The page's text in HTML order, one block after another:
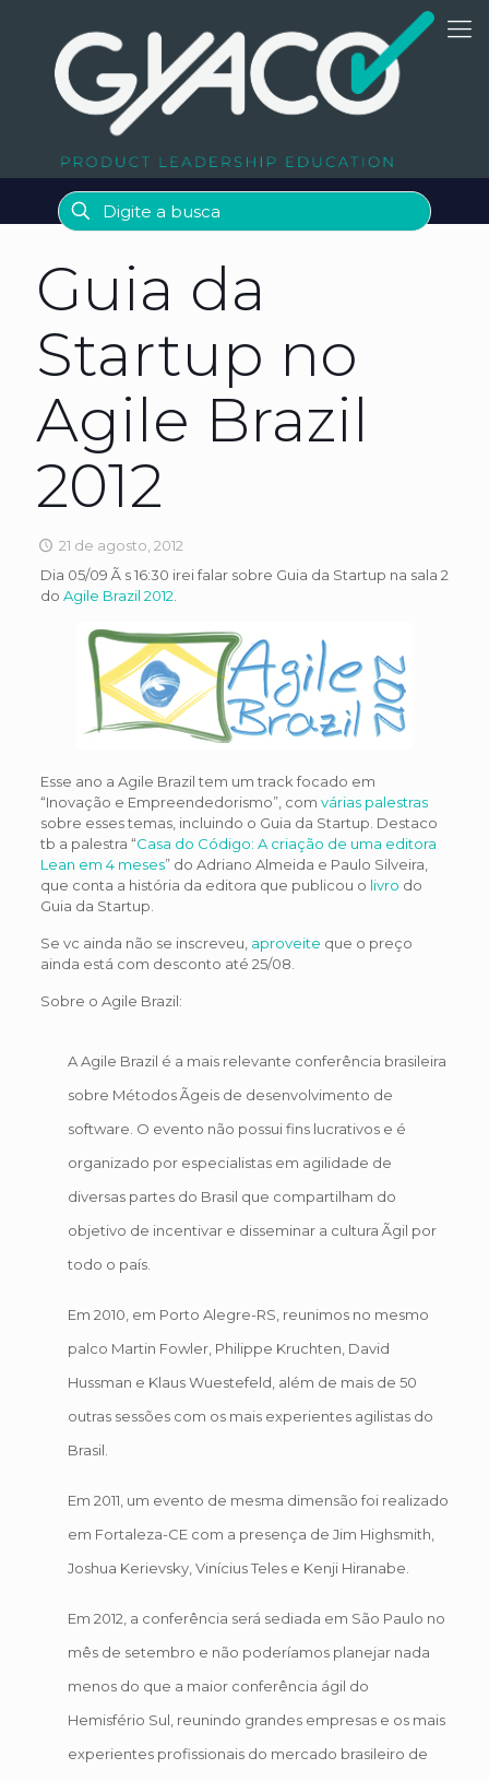
Guia da
Startup no
Agile Brazil
2012
21 de agosto, 2012
Dia 05/09 Ã s 16:30 irei falar sobre Guia da Startup na sala 2
do Agile Brazil 2012
Esse ano a Agile Brazil tem um track focado em
“Inovação e Empreendedorismo”, com várias palestras
sobre esses temas, incluindo o Guia da Startup. Destaco
tb a palestra “Casa do Código: A criação de uma editora
Lean em 4 meses” do Adriano Almeida e Paulo Silveira,
que conta a história da editora que publicou o livro do
Guia da Startup.
Se vc ainda não se inscreveu, aproveite que o preço
ainda está com desconto até 25/08.
Sobre o Agile Brazil:
A Agile Brazil é a mais relevante conferência brasileira
sobre Métodos Ãgeis de desenvolvimento de
software. O evento não possui fins lucrativos e é
organizado por especialistas em agilidade de
diversas partes do Brasil que compartilham do
objetivo de incentivar e disseminar a cultura Ãgil por
todo o país.
Em 2010, em Porto Alegre-RS, reunimos no mesmo
palco Martin Fowler, Philippe Kruchten, David
Hussman e Klaus Wuestefeld, além de mais de 50
outras sessões com os mais experientes agilistas do
Brasil.
Em 2011, um evento de mesma dimensão foi realizado
em Fortaleza-CE com a presença de Jim Highsmith,
Joshua Kerievsky, Vinícius Teles e Kenji Hiranabe.
Em 2012, a conferência será sediada em São Paulo no
mês de setembro e não poderíamos planejar nada
menos do que a maior conferência ágil do
Hemisfério Sul, reunindo grandes empresas e os mais
experientes profissionais do mercado brasileiro de